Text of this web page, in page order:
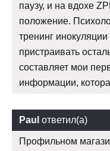
паузу, и на вдохе
положение.
тренинг
пристраивать
составляет мои
информации,
Paul ответил(а)
Профильном